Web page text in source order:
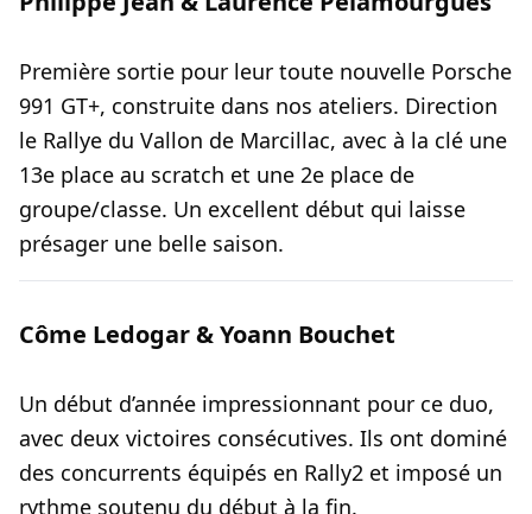
Première sortie pour leur toute nouvelle Porsche
991 GT+, construite dans nos ateliers. Direction
le Rallye du Vallon de Marcillac, avec à la clé une
13e place au scratch et une 2e place de
groupe/classe. Un excellent début qui laisse
présager une belle saison.
Côme Ledogar & Yoann Bouchet
Un début d’année impressionnant pour ce duo,
avec deux victoires consécutives. Ils ont dominé
des concurrents équipés en Rally2 et imposé un
rythme soutenu du début à la fin.